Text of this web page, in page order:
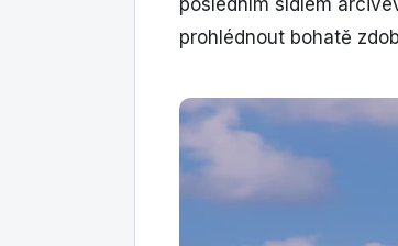
posledním sídlem
prohlédnout bohatě